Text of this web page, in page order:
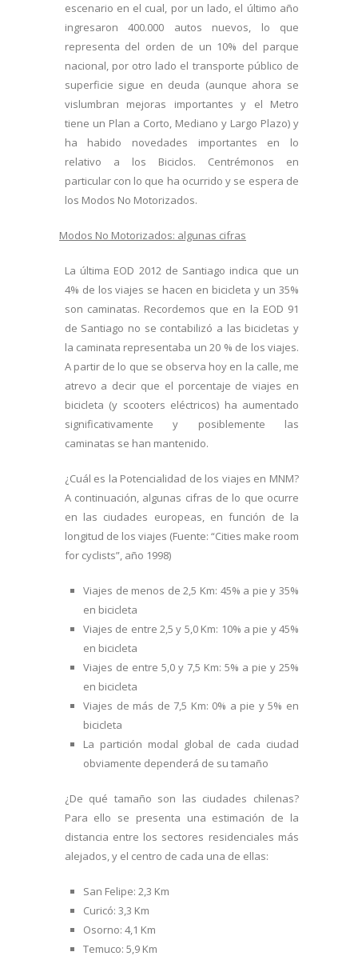
escenario en el cual, por un lado, el último año
ingresaron 400.000 autos nuevos, lo que
representa del orden de un 10% del parque
nacional, por otro lado el transporte público de
superficie sigue en deuda (aunque ahora se
vislumbran mejoras importantes y el Metro
tiene un Plan a Corto, Mediano y Largo Plazo) y
ha habido novedades importantes en lo
relativo a los Biciclos. Centrémonos en
particular con lo que ha ocurrido y se espera de
los Modos No Motorizados.
Modos No Motorizados: algunas cifras
La última EOD 2012 de Santiago indica que un
4% de los viajes se hacen en bicicleta y un 35%
son caminatas. Recordemos que en la EOD 91
de Santiago no se contabilizó a las bicicletas y
la caminata representaba un 20 % de los viajes.
A partir de lo que se observa hoy en la calle, me
atrevo a decir que el porcentaje de viajes en
bicicleta (y scooters eléctricos) ha aumentado
significativamente y posiblemente las
caminatas se han mantenido.
¿Cuál es la Potencialidad de los viajes en MNM?
A continuación, algunas cifras de lo que ocurre
en las ciudades europeas, en función de la
longitud de los viajes (Fuente: “Cities make room
for cyclists”, año 1998)
Viajes de menos de 2,5 Km: 45% a pie y 35%
en bicicleta
Viajes de entre 2,5 y 5,0 Km: 10% a pie y 45%
en bicicleta
Viajes de entre 5,0 y 7,5 Km: 5% a pie y 25%
en bicicleta
Viajes de más de 7,5 Km: 0% a pie y 5% en
bicicleta
La partición modal global de cada ciudad
obviamente dependerá de su tamaño
¿De qué tamaño son las ciudades chilenas?
Para ello se presenta una estimación de la
distancia entre los sectores residenciales más
alejados, y el centro de cada una de ellas:
San Felipe: 2,3 Km
Curicó: 3,3 Km
Osorno: 4,1 Km
Temuco: 5,9 Km